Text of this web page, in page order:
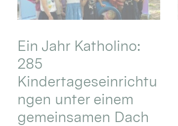
Ein Jahr Katholino:
285
Kindertageseinrichtu
ngen unter einem
gemeinsamen Dach